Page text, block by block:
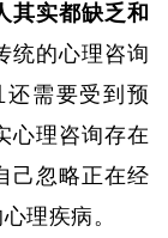
其实都缺乏和
统的心理咨询
需要受到预
心理咨询存在
己忽略正在经
理疾病。